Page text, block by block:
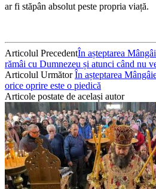
ar fi stăpân absolut peste propria viață.
Articolul PrecedentÎn așteptarea
rămâi cu Dumnezeu și atunci când nu
Articolul UrmătorÎn așteptarea
orice oprire este o piedică
Articole postate de același autor